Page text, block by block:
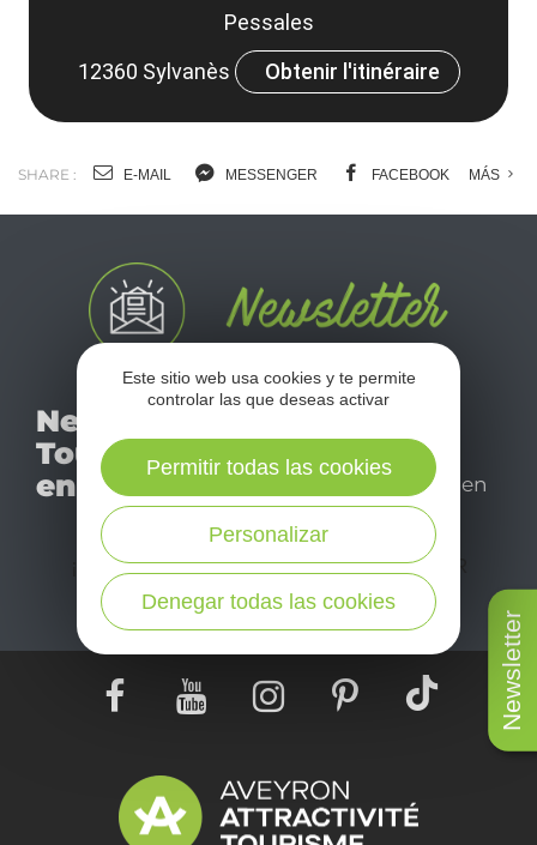
Newsletter
Pessales
12360 Sylvanès
Obtenir l'itinéraire
SHARE : E-MAIL MESSENGER FACEBOOK MÁS
Newsletter
Tourismo
en Aveyron
No se pierda nuestro
déjese inspirar para
disfrutar de su estancia en
el Aveyron.
¡SUSCRÍBASE A NUESTRO NEWSLETTER
Este sitio web usa cookies y te permite
controlar las que deseas activar
Denegar todas las cookies
Personalizar
Permitir todas las cookies